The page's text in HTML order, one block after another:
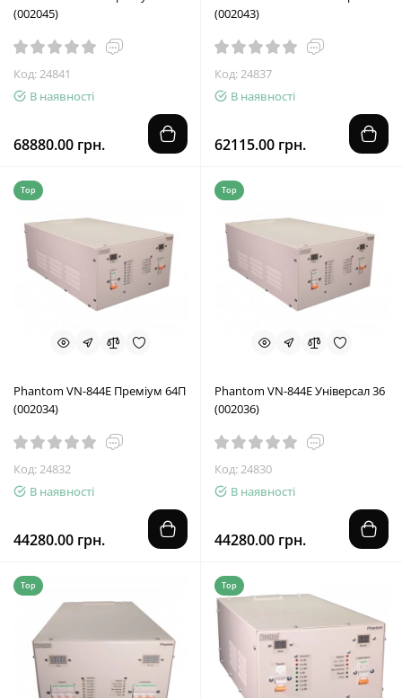
(002045)
Код: 24841
В наявності
68880.00 грн.
(002043)
Код: 24837
В наявності
62115.00 грн.
Top
Phantom VN-844E Преміум 64П
(002034)
Код: 24832
В наявності
44280.00 грн.
Top
Phantom VN-844E Універсал 36
(002036)
Код: 24830
В наявності
44280.00 грн.
Top Top